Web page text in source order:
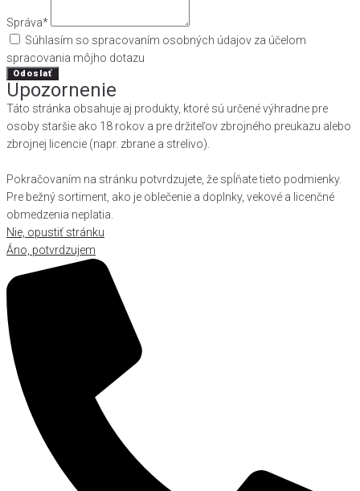
Správa*
Súhlasím so spracovaním osobných údajov za účelom
spracovania môjho dotazu
Odoslať
Upozornenie
Táto stránka obsahuje aj produkty, ktoré sú určené výhradne pre
osoby staršie ako 18 rokov a pre držiteľov zbrojného preukazu alebo
zbrojnej licencie (napr. zbrane a strelivo).
Pokračovaním na stránku potvrdzujete, že spĺňate tieto podmienky.
Pre bežný sortiment, ako je oblečenie a doplnky, vekové a licenčné
obmedzenia neplatia.
Nie, opustiť stránku
Áno, potvrdzujem